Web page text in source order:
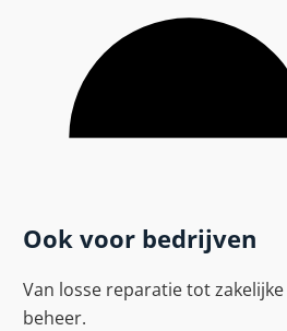
Ook voor bedrijven
Van losse reparatie tot
beheer.